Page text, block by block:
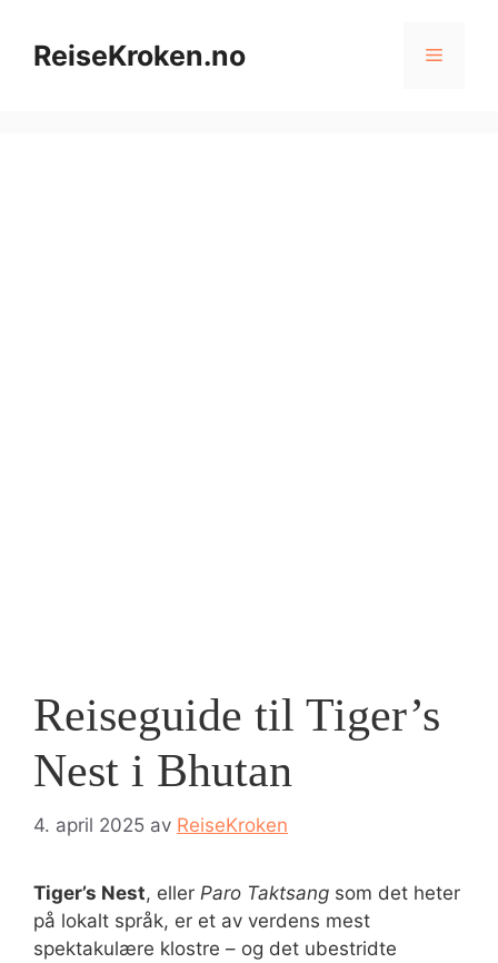
innholdReiseKroken.no Meny
Reiseguide til Tiger’s
Nest i Bhutan
4. april 2025 av ReiseKroken
Tiger’s Nest, eller Paro Taktsang som det heter
på lokalt språk, er et av verdens mest
spektakulære klostre – og det ubestridte